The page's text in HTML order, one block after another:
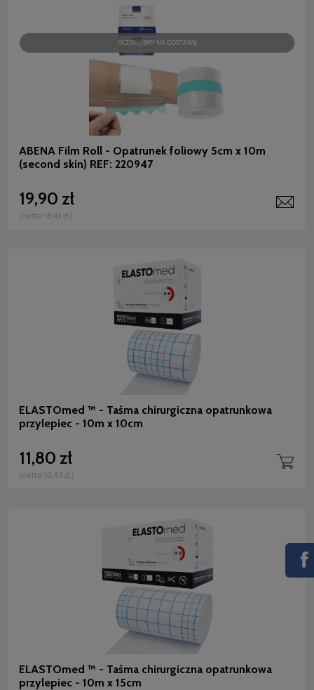
ABENA Film Roll - Opatrunek foliowy 5cm x 10m
(second skin) REF: 220947
19,90 zł
(netto: 18,43 zł )
OCZEKUJEMY NA DOSTAWĘ
ELASTOmed ™ - Taśma chirurgiczna opatrunkowa
przylepiec - 10m x 10cm
11,80 zł
(netto: 10,93 zł )
ELASTOmed ™ - Taśma chirurgiczna opatrunkowa
przylepiec - 10m x 15cm